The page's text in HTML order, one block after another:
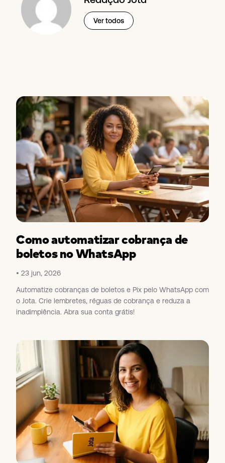
Ver todos
Como automatizar cobrança de
boletos no WhatsApp
23 jun, 2026
Automatize cobranças de boletos e Pix pelo WhatsApp com
o Jota. Crie lembretes, réguas de cobrança e reduza a
inadimplência. Abra sua conta grátis!